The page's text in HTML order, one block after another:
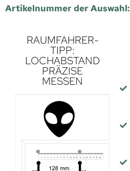
Artikelnummer der Auswahl:
RAUMFAHRER-
TIPP:
LOCHABSTAND
PRÄZISE
MESSEN